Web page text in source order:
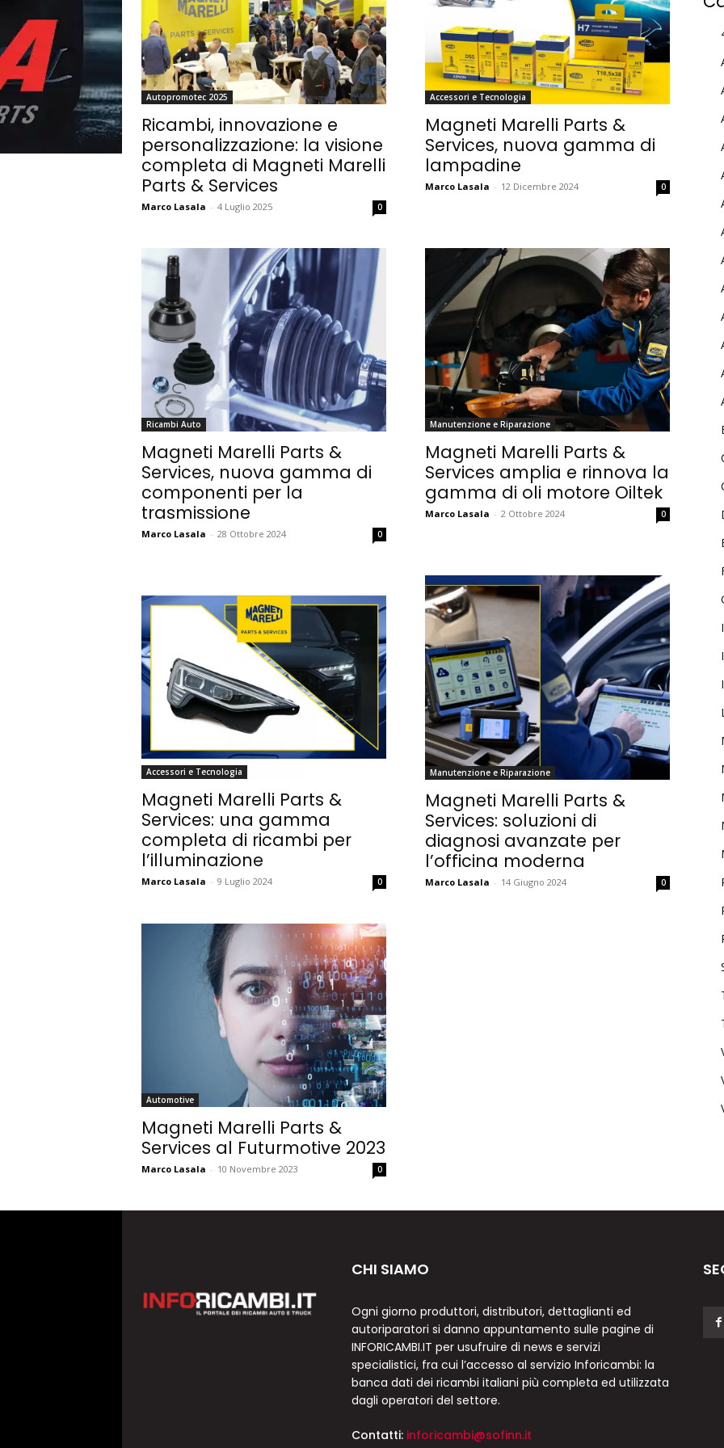
MY INFORICAMBI
Username
Password
Ricordami
Accedi
Autopromotec 2025
Ricambi, innovazione e
personalizzazione: la visione
completa di Magneti Marelli
Parts & Services
Marco Lasala - 4 Luglio 2025 0
Accessori e Tecnologia
Magneti Marelli Parts &
Services, nuova gamma di
lampadine
Marco Lasala - 12 Dicembre 2024 0
Ricambi Auto
Magneti Marelli Parts &
Services, nuova gamma di
componenti per la
trasmissione
Marco Lasala - 28 Ottobre 2024 0
Manutenzione e Riparazione
Magneti Marelli Parts &
Services amplia e rinnova la
gamma di oli motore Oiltek
Marco Lasala - 2 Ottobre 2024 0
Accessori e Tecnologia
Magneti Marelli Parts &
Services: una gamma
completa di ricambi per
l’illuminazione
Marco Lasala - 9 Luglio 2024 0
Manutenzione e Riparazione
Magneti Marelli Parts &
Services: soluzioni di
diagnosi avanzate per
l’officina moderna
Marco Lasala - 14 Giugno 2024 0
Automotive
Magneti Marelli Parts &
Services al Futurmotive 2023
Marco Lasala - 10 Novembre 2023 0
CHI SIAMO
Ogni giorno produttori, distributori, dettaglianti ed
autoriparatori si danno appuntamento sulle pagine di
INFORICAMBI.IT per usufruire di news e servizi
specialistici, fra cui l’accesso al servizio Inforicambi: la
banca dati dei ricambi italiani più completa ed utilizzata
dagli operatori del settore.
Contatti: inforicambi@sofinn.it